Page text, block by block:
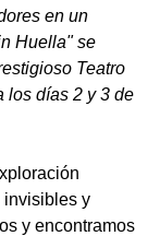
en un
Huella" se
Teatro
los días 2 y 3 de
invisibles y
y encontramos